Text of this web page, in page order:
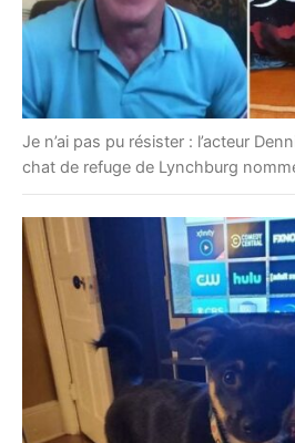
Je n’ai pas pu résister : l’acteur
chat de refuge de Lynchburg